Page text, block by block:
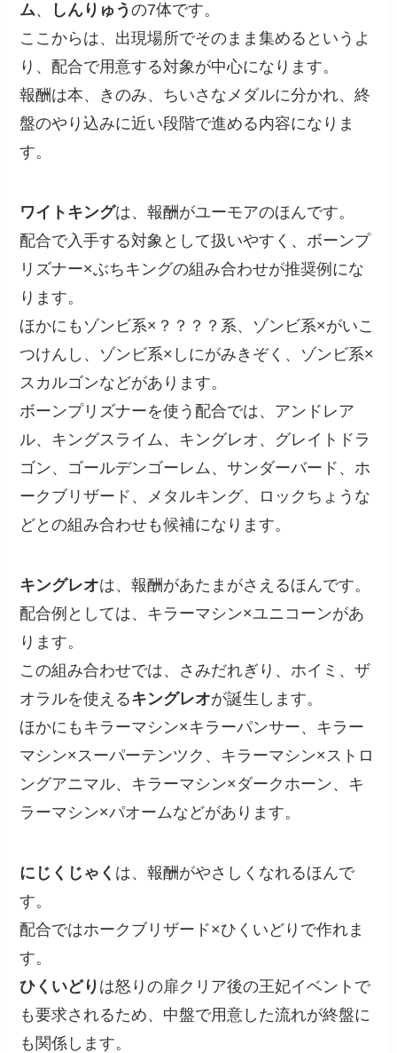
ム、 しんりゅうの7体です。
ここからは、出現場所でそのまま集めるというよ
り、配合で用意する対象が中心になります。
報酬は本、きのみ、ちいさなメダルに分かれ、終
盤のやり込みに近い段階で進める内容になりま
す。
ワイトキングは、報酬がユーモアのほんです。
配合で入手する対象として扱いやすく、ボーンプ
リズナー×ぶちキングの組み合わせが推奨例にな
ります。
ほかにもゾンビ系×？？？？系、ゾンビ系×がいこ
つけんし、ゾンビ系×しにがみきぞく、ゾンビ系×
スカルゴンなどがあります。
ボーンプリズナーを使う配合では、アンドレア
ル、キングスライム、キングレオ、グレイトドラ
ゴン、ゴールデンゴーレム、サンダーバード、ホ
ークブリザード、メタルキング、ロックちょうな
どとの組み合わせも候補になります。
キングレオは、報酬があたまがさえるほんです。
配合例としては、キラーマシン×ユニコーンがあ
ります。
この組み合わせでは、さみだれぎり、ホイミ、ザ
オラルを使えるキングレオが誕生します。
ほかにもキラーマシン×キラーパンサー、キラー
マシン×スーパーテンツク、キラーマシン×ストロ
ングアニマル、キラーマシン×ダークホーン、キ
ラーマシン×パオームなどがあります。
にじくじゃく は、報酬がやさしくなれるほんで
す。
配合ではホークブリザード×ひくいどりで作れま
す。
ひくいどり は怒りの扉クリア後の王妃イベントで
も要求されるため、中盤で用意した流れが終盤に
も関係します。